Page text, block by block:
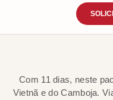
Com 11 dias, neste
Vietnã e do Camboja.